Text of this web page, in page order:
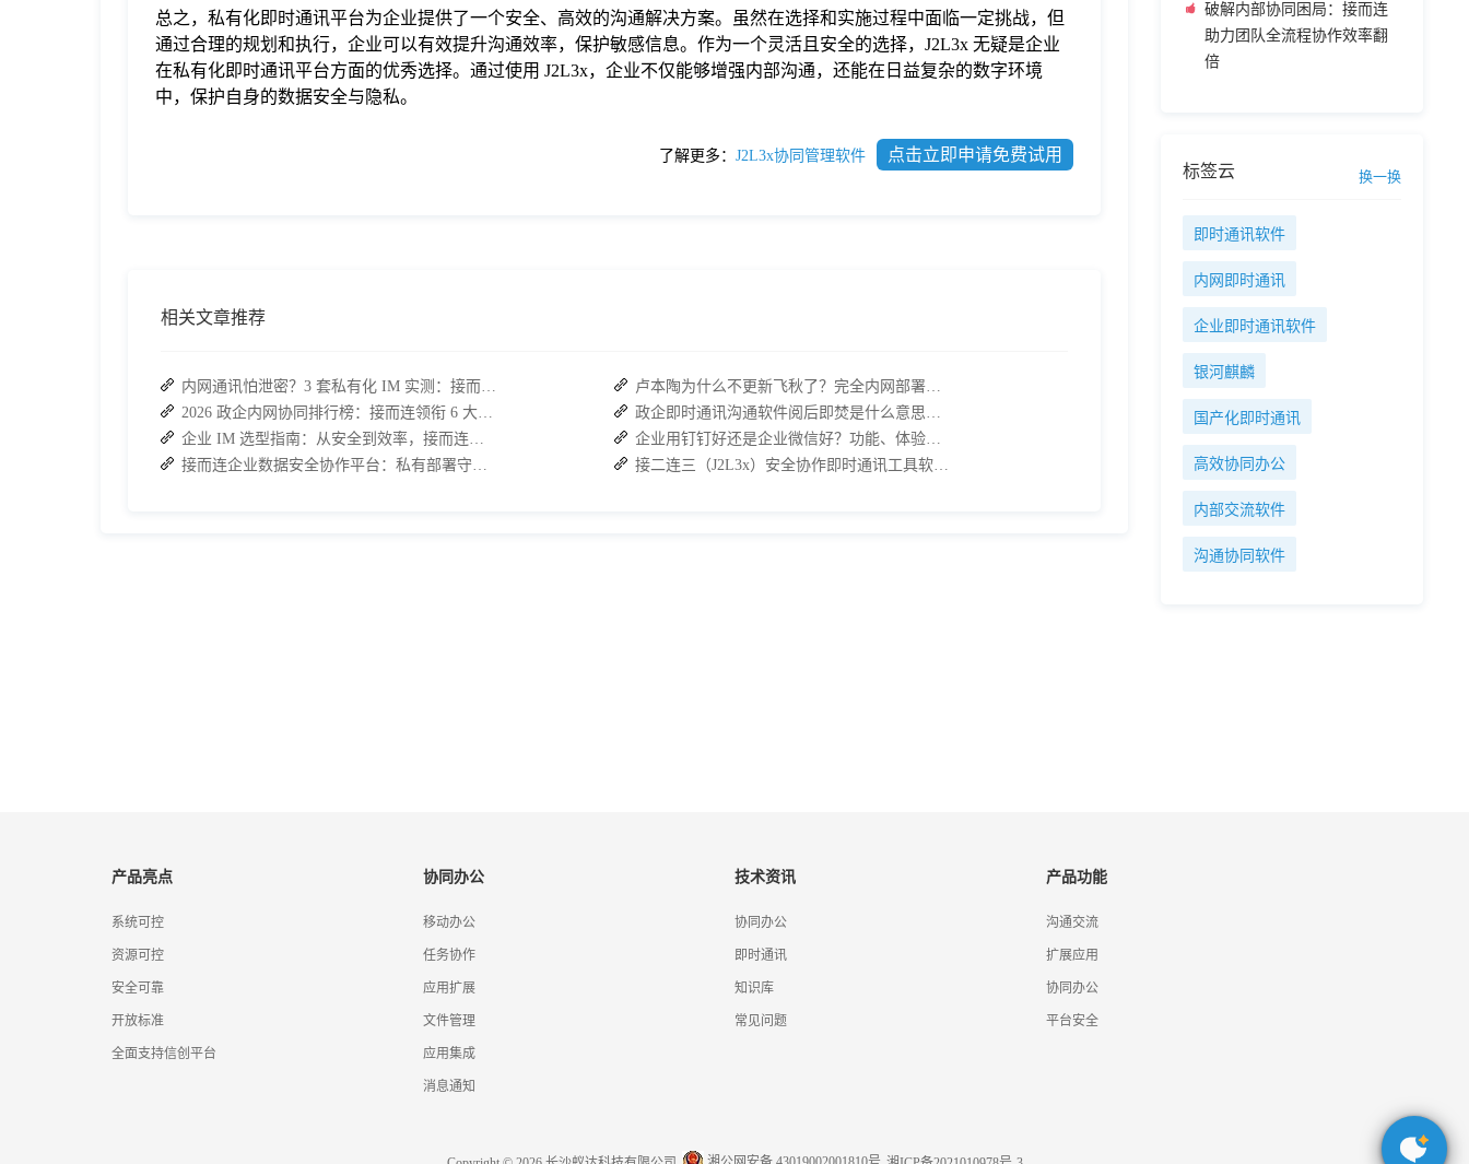
总之，私有化即时通讯平台为企业提供了一个安全、高效的沟通解决方案。虽然在选择和实施过程中面临一定挑战，但
通过合理的规划和执行，企业可以有效提升沟通效率，保护敏感信息。作为一个灵活且安全的选择，J2L3x 无疑是企业
在私有化即时通讯平台方面的优秀选择。通过使用 J2L3x，企业不仅能够增强内部沟通，还能在日益复杂的数字环境
中，保护自身的数据安全与隐私。
了解更多： J2L3x协同管理软件 点击立即申请免费试用
相关文章推荐
破解内部协同困局：接而连
助力团队全流程协作效率翻
倍
标签云 换一换
即时通讯软件
内网即时通讯
企业即时通讯软件
银河麒麟
国产化即时通讯
高效协同办公
内部交流软件
沟通协同软件
产品亮点
系统可控
资源可控
安全可靠
开放标准
全面支持信创平台
协同办公
移动办公
任务协作
应用扩展
文件管理
应用集成
消息通知
技术资讯
协同办公
即时通讯
知识库
常见问题
产品功能
沟通交流
扩展应用
协同办公
平台安全